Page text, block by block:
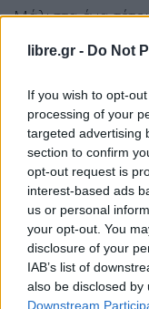
libre.gr - Do Not
If you wish to opt-
processing of your
targeted advertising
section to confirm
opt-out request is
interest-based ads
us or personal
your opt-out. You
disclosure of your
IAB’s list of
also be disclosed
Downstream
Μάλιστα ένα
που θα
πολέμου
ρωσοουκρανικά
Η
“Η ελληνική
στον ελληνικό
εμπλοκής
άβυσσο του